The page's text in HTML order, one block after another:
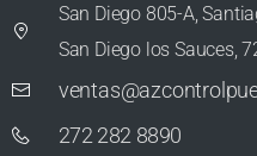
San Diego 805-A,
San Diego los Sauces,
272 282 8890